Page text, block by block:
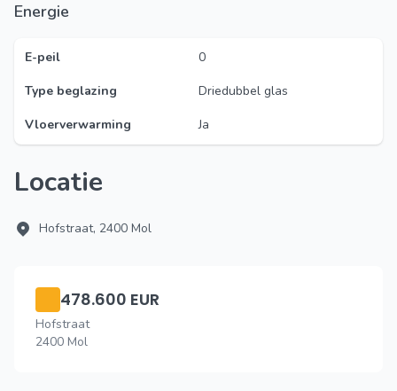
Energie
E-peil
0
Type beglazing
Driedubbel glas
Vloerverwarming
Ja
Locatie
Hofstraat, 2400 Mol
478.600 EUR
Hofstraat
2400 Mol